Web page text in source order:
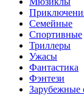
Семейные
Спортивные
Триллеры
Ужасы
Фантастика
Фэнтези
Зарубежные